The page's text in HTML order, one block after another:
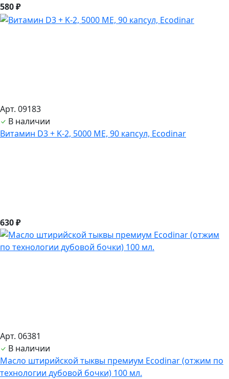
580 ₽
Арт. 09183
В наличии
Витамин D3 + K-2, 5000 ME, 90 капсул, Ecodinar
630 ₽
Арт. 06381
В наличии
Масло штирийской тыквы премиум Ecodinar (отжим по
технологии дубовой бочки) 100 мл.